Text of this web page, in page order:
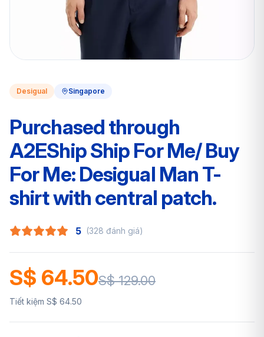
Desigual Singapore
Purchased through
A2EShip Ship For Me/ Buy
For Me: Desigual Man T-
shirt with central patch.
5 (328 đánh giá)
S$ 64.50S$ 129.00
Tiết kiệm S$ 64.50